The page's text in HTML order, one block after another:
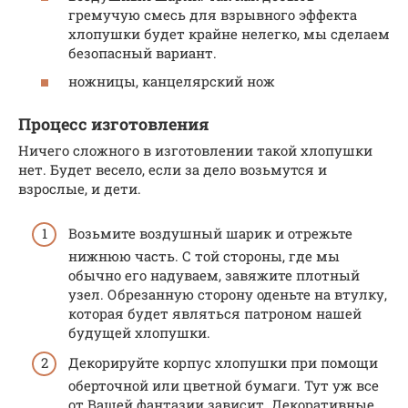
гремучую смесь для взрывного эффекта
хлопушки будет крайне нелегко, мы сделаем
безопасный вариант.
ножницы, канцелярский нож
Процесс изготовления
Ничего сложного в изготовлении такой хлопушки
нет. Будет весело, если за дело возьмутся и
взрослые, и дети.
Возьмите воздушный шарик и отрежьте
нижнюю часть. С той стороны, где мы
обычно его надуваем, завяжите плотный
узел. Обрезанную сторону оденьте на втулку,
которая будет являться патроном нашей
будущей хлопушки.
Декорируйте корпус хлопушки при помощи
оберточной или цветной бумаги. Тут уж все